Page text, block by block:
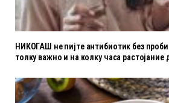
НИКОГАШ не пијте антибиотик без
толку важно и на колку часа растојание